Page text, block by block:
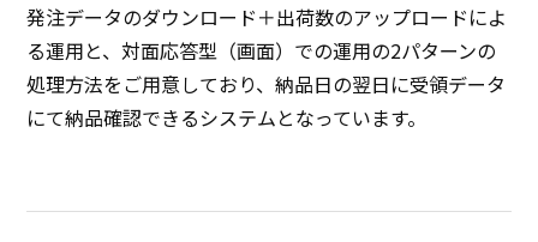
発注データのダウンロード＋出荷数のアップロードによ
る運用と、対面応答型（画面）での運用の2パターンの
処理方法をご用意しており、納品日の翌日に受領データ
にて納品確認できるシステムとなっています。